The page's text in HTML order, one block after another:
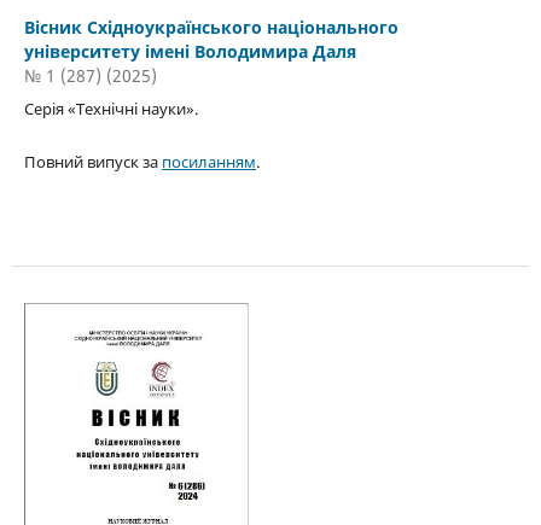
Вісник Східноукраїнського національного
університету імені Володимира Даля
№ 1 (287) (2025)
Серія «Технічні науки».
Повний випуск за посиланням.